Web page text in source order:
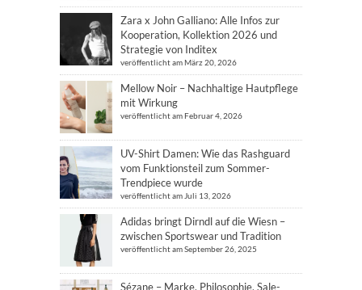
Zara x John Galliano: Alle Infos zur
Kooperation, Kollektion 2026 und
Strategie von Inditex
veröffentlicht am März 20, 2026
Mellow Noir – Nachhaltige Hautpflege
mit Wirkung
veröffentlicht am Februar 4, 2026
UV-Shirt Damen: Wie das Rashguard
vom Funktionsteil zum Sommer-
Trendpiece wurde
veröffentlicht am Juli 13, 2026
Adidas bringt Dirndl auf die Wiesn –
zwischen Sportswear und Tradition
veröffentlicht am September 26, 2025
Sézane – Marke, Philosophie, Sale-